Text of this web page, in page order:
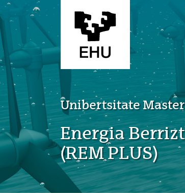
Eduki nagusira joan
Unibertsitate
Energia
(REM PLUS)